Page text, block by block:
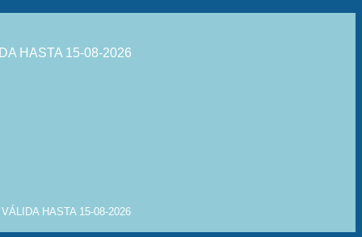
HASTA 15-08-2026
HASTA 15-08-2026